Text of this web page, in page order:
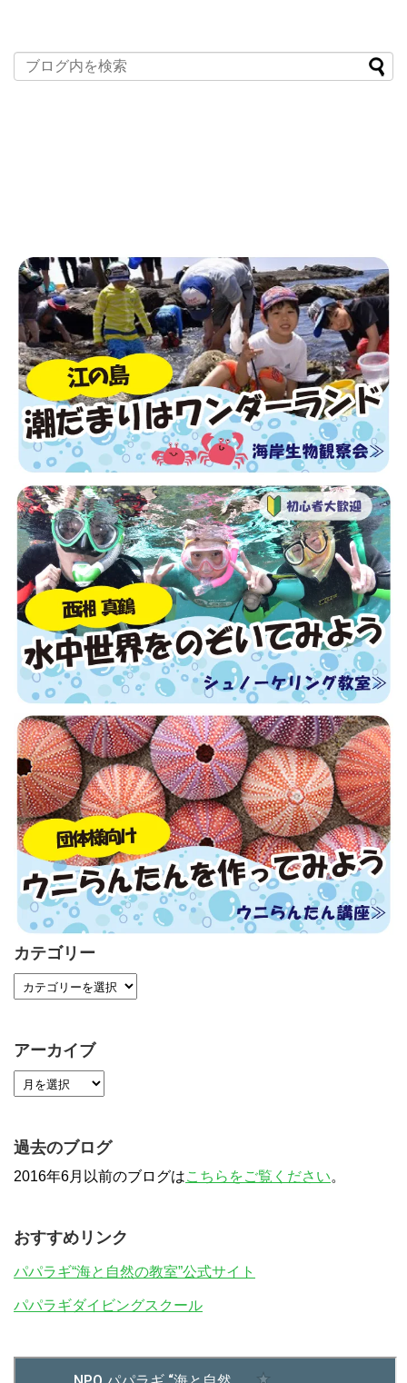
カテゴリー
アーカイブ
過去のブログ
2016年6月以前のブログはこちらをご覧ください。
おすすめリンク
パパラギ“海と自然の教室”公式サイト
パパラギダイビングスクール